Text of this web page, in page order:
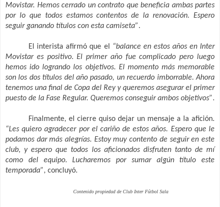
Movistar. Hemos cerrado un contrato que beneficia ambas partes
por lo que todos estamos contentos de la renovación. Espero
seguir ganando títulos con esta camiseta”.
El interista afirmó que el “balance en estos años en Inter
Movistar es positivo. El primer año fue complicado pero luego
hemos ido logrando los objetivos. El momento más memorable
son los dos títulos del año pasado, un recuerdo imborrable. Ahora
tenemos una final de Copa del Rey y queremos asegurar el primer
puesto de la Fase Regular. Queremos conseguir ambos objetivos”.
Finalmente, el cierre quiso dejar un mensaje a la afición.
“Les quiero agradecer por el cariño de estos años. Espero que le
podamos dar más alegrías. Estoy muy contento de seguir en este
club, y espero que todos los aficionados disfruten tanto de mí
como del equipo. Lucharemos por sumar algún título este
temporada”, concluyó.
Contenido propiedad de Club Inter Fútbol Sala